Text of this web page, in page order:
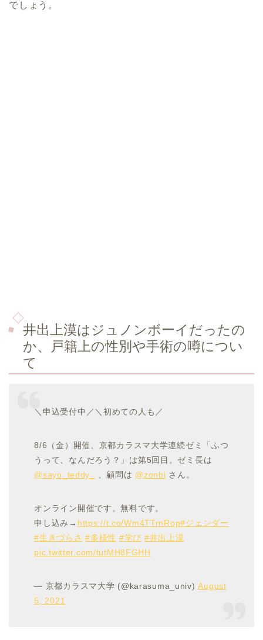
でしょう。
井出上漠はジュノンボーイだったの
か、戸籍上の性別や手術の噂につい
て
＼申込受付中／＼初めての人も／
8/6（金）開催、京都カラスマ大学連続ゼミ「ふつ
うって、なんだろう？」は第5回目。ゼミ長は
@sayo_teddy_
、顧問は @zonbi さん。
オンライン開催です。無料です。
申し込み→ https://t.co/Wm4TTrnRop#ジェンダー
#生きづらさ #多様性 #学び #井出上漠
pic.twitter.com/tutMH8FGHH
— 京都カラスマ大学 (@karasuma_univ)August
5, 2021